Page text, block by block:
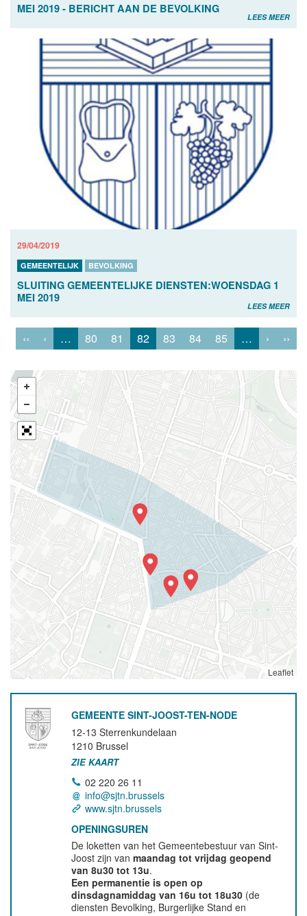
MEI 2019 - BERICHT AAN DE BEVOLKING
LEES MEER
29/04/2019
GEMEENTELIJK BEVOLKING
SLUITING GEMEENTELIJKE DIENSTEN:WOENSDAG 1
MEI 2019
LEES MEER
‹‹ ‹ … 80 81 82 83 84 85 … › ››
Leaflet
GEMEENTE SINT-JOOST-TEN-NODE
12-13 Sterrenkundelaan
1210 Brussel
ZIE KAART
02 220 26 11
info@sjtn.brussels
www.sjtn.brussels
OPENINGSUREN
De loketten van het Gemeentebestuur van Sint-
Joost zijn vanmaandag tot vrijdag geopend
van 8u30 tot 13u.
Een permanentie is open op
dinsdagnamiddag van 16u tot 18u30 (de
diensten Bevolking, Burgerlijke Stand en